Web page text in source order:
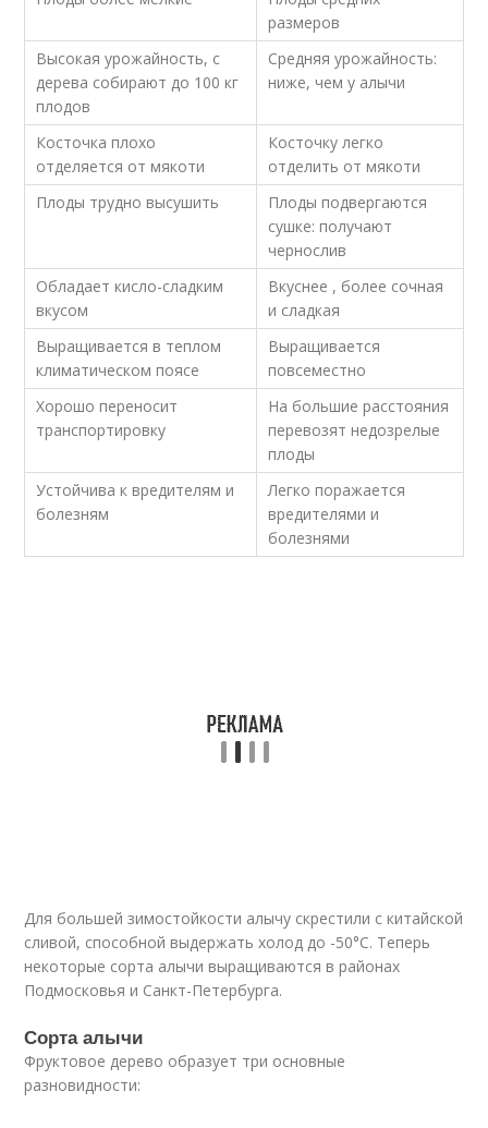
размеров
Высокая урожайность, с
дерева собирают до 100 кг
плодов
Средняя урожайность:
ниже, чем у алычи
Косточка плохо
отделяется от мякоти
Косточку легко
отделить от мякоти
Плоды трудно высушить
Плоды подвергаются
сушке: получают
чернослив
Обладает кисло-сладким
вкусом
Вкуснее , более сочная
и сладкая
Выращивается в теплом
климатическом поясе
Выращивается
повсеместно
Хорошо переносит
транспортировку
На большие расстояния
перевозят недозрелые
плоды
Устойчива к вредителям и
болезням
Легко поражается
вредителями и
болезнями
Для большей зимостойкости алычу скрестили с китайской
сливой, способной выдержать холод до -50°С. Теперь
некоторые сорта алычи выращиваются в районах
Подмосковья и Санкт-Петербурга.
Сорта алычи
Фруктовое дерево образует три основные
разновидности: